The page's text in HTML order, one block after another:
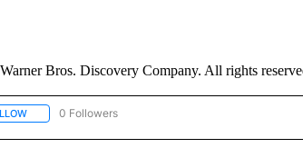
Bros. Discovery Company. All rights
FOLLOW "CNN - SPANISH" TO RECEIVE NOTIFICATIONS
0 Followers